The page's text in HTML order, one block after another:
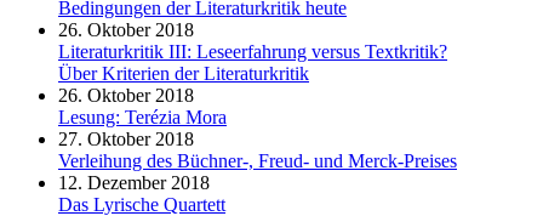
Bedingungen der Literaturkritik heute
26. Oktober 2018
Literaturkritik III: Leseerfahrung versus Textkritik?
Über Kriterien der Literaturkritik
26. Oktober 2018
Lesung: Terézia Mora
27. Oktober 2018
Verleihung des Büchner-, Freud- und Merck-Preises
12. Dezember 2018
Das Lyrische Quartett